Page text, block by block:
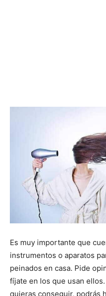
Es muy importante que
instrumentos o aparatos
peinados en casa. Pide
fíjate en los que usan
quieras conseguir, podrás